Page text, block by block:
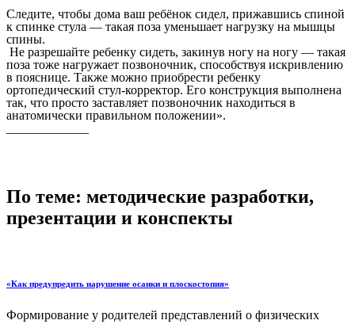
Следите, чтобы дома ваш ребёнок сидел, прижавшись спиной
к спинке стула — такая поза уменьшает нагрузку на мышцы
спины.
Не разрешайте ребенку сидеть, закинув ногу на ногу — такая
поза тоже нагружает позвоночник, способствуя искривлению
в пояснице. Также можно приобрести ребенку
ортопедический стул-корректор. Его конструкция выполнена
так, что просто заставляет позвоночник находиться в
анатомически правильном положении».
По теме: методические разработки,
презентации и конспекты
«Как предупредить нарушение осанки и плоскостопия»
Формирование у родителей представлений о физических